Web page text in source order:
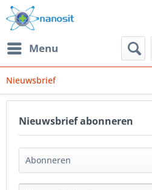
Menu
Nieuwsbrief
Nieuwsbrief abonneren